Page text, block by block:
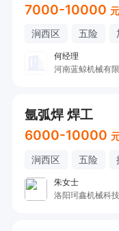
7000-10000
涧西区 五险
何经理
河南蓝鲸机械有
氩弧焊 焊工
6000-10000
涧西区 五险
朱女士
洛阳珂鑫机械科